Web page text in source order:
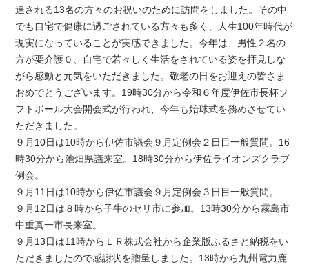
達される13名の方々のお祝いのために訪問をしました。その中
でも自宅で健康に過ごされている方々も多く、人生100年時代が
現実になっていることが実感できました。今年は、男性２名の
方が要介護０、自宅で若々しく生活をされている姿を拝見しな
がら感動と元気をいただきました。敬老の日をお迎えの皆さま
おめでとうございます。19時30分から令和６年度伊佐市長杯ソ
フトボール大会開会式が行われ、今年も始球式を務めさせてい
ただきました。
９月10日は10時から伊佐市議会９月定例会２日目一般質問。16
時30分から池畑県議来室。18時30分から伊佐ライオンズクラブ
例会。
９月11日は10時から伊佐市議会９月定例会３日目一般質問。
９月12日は８時から子牛のセリ市に参加。13時30分から霧島市
中重真一市長来室。
９月13日は11時からＬＲ株式会社から企業版ふるさと納税をい
ただきましたので感謝状を贈呈しました。13時から九州電力鹿